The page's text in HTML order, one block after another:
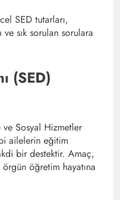
SED tutarları,
sık sorulan sorulara
(SED)
ve Sosyal Hizmetler
ailelerin eğitim
bir destektir. Amaç,
öğretim hayatına